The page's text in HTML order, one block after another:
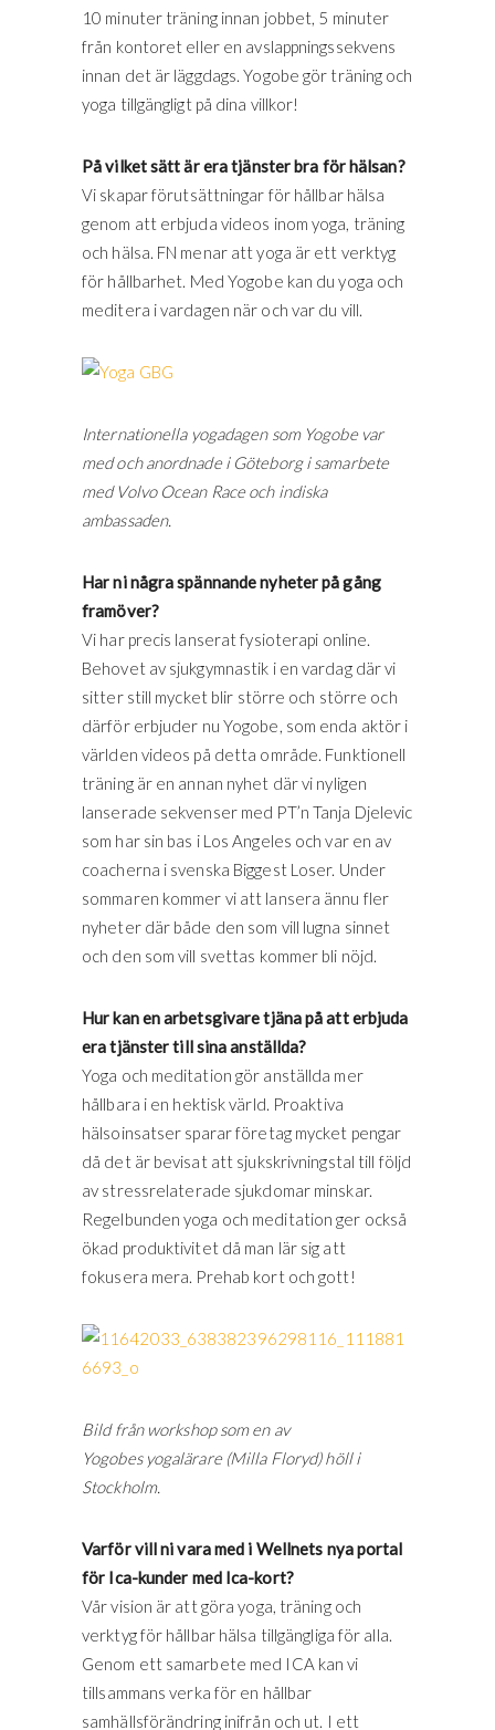
10 minuter träning innan jobbet, 5 minuter
från kontoret eller en avslappningssekvens
innan det är läggdags. Yogobe gör träning och
yoga tillgängligt på dina villkor!
På vilket sätt är era tjänster bra för hälsan?
Vi skapar förutsättningar för hållbar hälsa
genom att erbjuda videos inom yoga, träning
och hälsa. FN menar att yoga är ett verktyg
för hållbarhet. Med Yogobe kan du yoga och
meditera i vardagen när och var du vill.
Internationella yogadagen som Yogobe var
med och anordnade i Göteborg i samarbete
med Volvo Ocean Race och indiska
ambassaden.
Har ni några spännande nyheter på gång
framöver?
Vi har precis lanserat fysioterapi online.
Behovet av sjukgymnastik i en vardag där vi
sitter still mycket blir större och större och
därför erbjuder nu Yogobe, som enda aktör i
världen videos på detta område. Funktionell
träning är en annan nyhet där vi nyligen
lanserade sekvenser med PT’n Tanja Djelevic
som har sin bas i Los Angeles och var en av
coacherna i svenska Biggest Loser. Under
sommaren kommer vi att lansera ännu fler
nyheter där både den som vill lugna sinnet
och den som vill svettas kommer bli nöjd.
Hur kan en arbetsgivare tjäna på att erbjuda
era tjänster till sina anställda?
Yoga och meditation gör anställda mer
hållbara i en hektisk värld. Proaktiva
hälsoinsatser sparar företag mycket pengar
då det är bevisat att sjukskrivningstal till följd
av stressrelaterade sjukdomar minskar.
Regelbunden yoga och meditation ger också
ökad produktivitet då man lär sig att
fokusera mera. Prehab kort och gott!
Bild från workshop som en av
Yogobes yogalärare (Milla Floryd) höll i
Stockholm.
Varför vill ni vara med i Wellnets nya portal
för Ica-kunder med Ica-kort?
Vår vision är att göra yoga, träning och
verktyg för hållbar hälsa tillgängliga för alla.
Genom ett samarbete med ICA kan vi
tillsammans verka för en hållbar
samhällsförändring inifrån och ut. I ett